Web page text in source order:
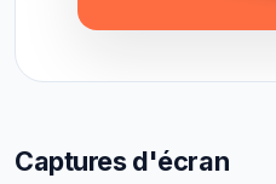
Captures d'écran